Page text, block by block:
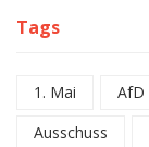
Tags
1. Mai AfD
Ausschuss